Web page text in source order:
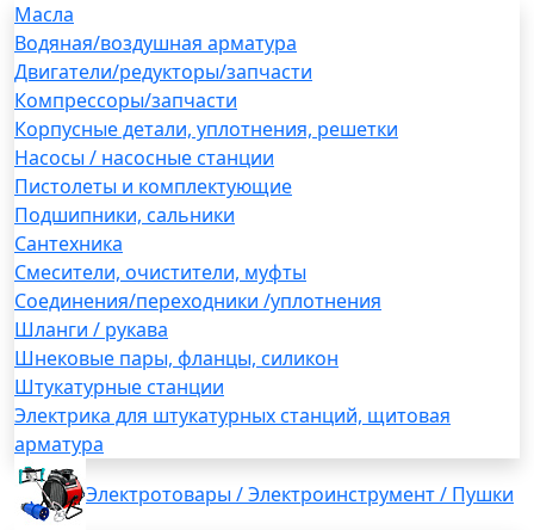
Масла
Водяная/воздушная арматура
Двигатели/редукторы/запчасти
Компрессоры/запчасти
Корпусные детали, уплотнения, решетки
Насосы / насосные станции
Пистолеты и комплектующие
Подшипники, сальники
Сантехника
Смесители, очистители, муфты
Соединения/переходники /уплотнения
Шланги / рукава
Шнековые пары, фланцы, силикон
Штукатурные станции
Электрика для штукатурных станций, щитовая
арматура
Электротовары / Электроинструмент / Пушки